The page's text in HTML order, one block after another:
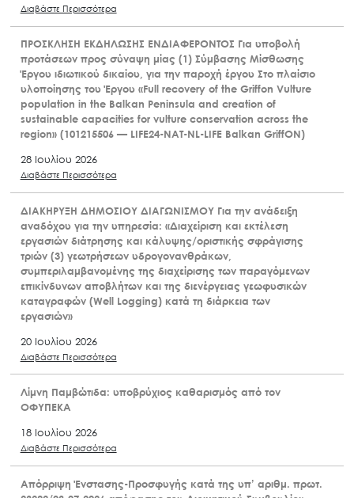
Διαβάστε Περισσότερα
ΠΡΟΣΚΛΗΣΗ ΕΚΔΗΛΩΣΗΣ ΕΝΔΙΑΦΕΡΟΝΤΟΣ Για υποβολή
προτάσεων προς σύναψη μίας (1) Σύμβασης Μίσθωσης
Έργου ιδιωτικού δικαίου, για την παροχή έργου Στο πλαίσιο
υλοποίησης του Έργου «Full recovery of the Griffon Vulture
population in the Balkan Peninsula and creation of
sustainable capacities for vulture conservation across the
region» (101215506 — LIFE24-NAT-NL-LIFE Balkan GriffON)
28 Ιουλίου 2026
Διαβάστε Περισσότερα
ΔΙΑΚΗΡΥΞΗ ΔΗΜΟΣΙΟΥ ΔΙΑΓΩΝΙΣΜΟΥ Για την ανάδειξη
αναδόχου για την υπηρεσία: «Διαχείριση και εκτέλεση
εργασιών διάτρησης και κάλυψης/οριστικής σφράγισης
τριών (3) γεωτρήσεων υδρογονανθράκων,
συμπεριλαμβανομένης της διαχείρισης των παραγόμενων
επικίνδυνων αποβλήτων και της διενέργειας γεωφυσικών
καταγραφών (Well Logging) κατά τη διάρκεια των
εργασιών»
20 Ιουλίου 2026
Διαβάστε Περισσότερα
Λίμνη Παμβώτιδα: υποβρύχιος καθαρισμός από τον
ΟΦΥΠΕΚΑ
18 Ιουλίου 2026
Διαβάστε Περισσότερα
Απόρριψη Ένστασης-Προσφυγής κατά της υπ’ αριθμ. πρωτ.